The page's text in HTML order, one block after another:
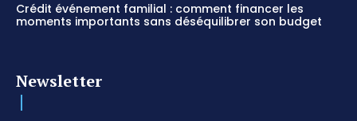
Crédit événement familial : comment financer les
moments importants sans déséquilibrer son budget
Newsletter